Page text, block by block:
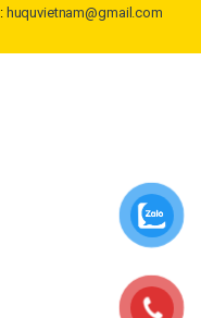
huquvietnam@gmail.com